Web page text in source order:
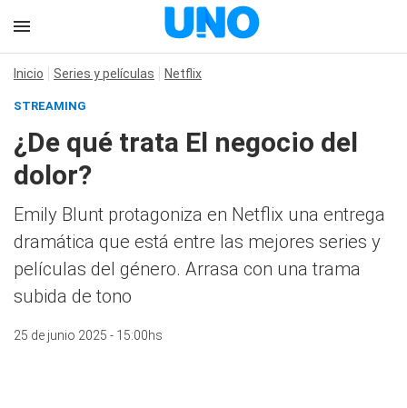
Inicio Series y películas Netflix
STREAMING
¿De qué trata El negocio del
dolor?
Emily Blunt protagoniza en Netflix una entrega
dramática que está entre las mejores series y
películas del género. Arrasa con una trama
subida de tono
25 de junio 2025 - 15:00hs